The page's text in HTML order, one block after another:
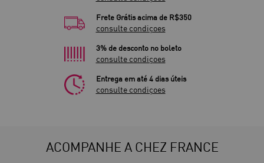
Frete Grátis acima de R$350
consulte condiçoes
3% de desconto no boleto
consulte condiçoes
Entrega em até 4 dias úteis
consulte condiçoes
ACOMPANHE A CHEZ FRANCE